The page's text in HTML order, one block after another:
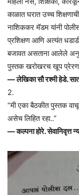
काळात घरात उच्च
नाशिककर मॅडम यांनी
प्रशिक्षण आणि अत्यंत
बजावत असताना आलेले
पुस्तक खरोखरच खूप
— लेखिका सौ रश्मी हेडे.
2.
“मी एका बैठकीत पुस्तक
असेच लिहित रहा..”
— कल्पना होरे. सेवानिवृत्त